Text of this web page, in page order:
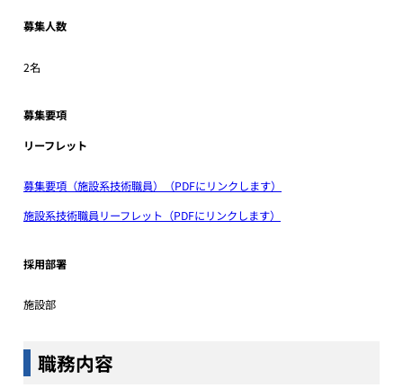
募集人数
2名
募集要項
リーフレット
募集要項（施設系技術職員）（PDFにリンクします）
施設系技術職員リーフレット（PDFにリンクします）
採用部署
施設部
職務内容